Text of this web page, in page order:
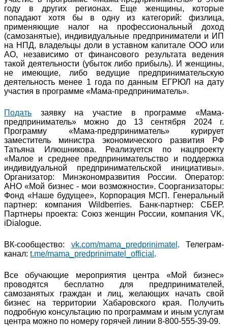
году в других регионах. Еще женщины, которые
попадают хотя бы в одну из категорий: физлица,
применяющие налог на профессиональный доход
(самозанятые), индивидуальные предприниматели и ИП
на НПД, владельцы доли в уставном капитале ООО или
АО, независимо от финансового результата ведения
такой деятельности (убыток либо прибыль). И женщины,
не имеющие, либо ведущие предпринимательскую
деятельность менее 1 года по данным ЕГРЮЛ на дату
участия в программе «Мама-предприниматель».
Подать заявку на участие в программе «Мама-
предприниматель» можно до 13 сентября 2024 г.
Программу «Мама-предприниматель» курирует
заместитель министра экономического развития РФ
Татьяна Илюшникова. Реализуется по нацпроекту
«Малое и среднее предпринимательство и поддержка
индивидуальной предпринимательской инициативы».
Организатор: Минэкономразвития России. Оператор:
АНО «Мой бизнес - мои возможности». Соорганизаторы:
Фонд «Наше будущее», Корпорация МСП. Генеральный
партнер: компания Wildberries. Банк-партнер: СБЕР.
Партнеры проекта: Союз женщин России, компания VK,
iDialogue.
ВК-сообщество: vk.com/mama_predprinimatel . Телеграм-
канал: t.me/mama_predprinimatel_official .
Все обучающие мероприятия центра «Мой бизнес»
проводятся бесплатно для предпринимателей,
самозанятых граждан и лиц, желающих начать свой
бизнес на территории Хабаровского края. Получить
подробную консультацию по программам и иным услугам
центра можно по номеру горячей линии 8-800-555-39-09.